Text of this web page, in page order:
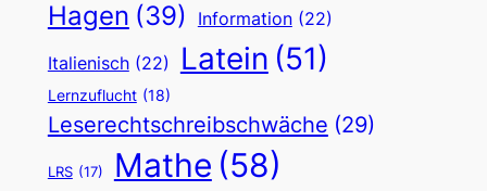
Hagen (39) Information (22)
Italienisch (22) Latein (51)
Lernzuflucht (18)
Leserechtschreibschwäche (29)
LRS (17) Mathe (58)